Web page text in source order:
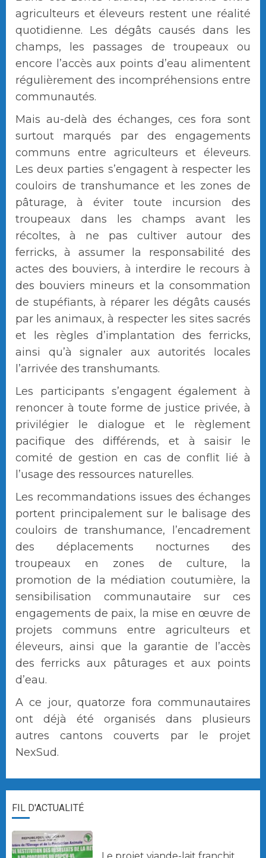
agriculteurs et éleveurs restent une réalité
quotidienne. Les dégâts causés dans les
champs, les passages de troupeaux ou
encore l’accès aux points d’eau alimentent
régulièrement des incompréhensions entre
communautés.
Mais au-delà des échanges, ces fora sont
surtout marqués par des engagements
communs entre agriculteurs et éleveurs.
Les deux parties s’engagent à respecter les
couloirs de transhumance et les zones de
pâturage, à éviter toute incursion des
troupeaux dans les champs avant les
récoltes, à ne pas cultiver autour des
ferricks, à assumer la responsabilité des
actes des bouviers, à interdire le recours à
des bouviers mineurs et la consommation
de stupéfiants, à réparer les dégâts causés
par les animaux, à respecter les sites sacrés
et les règles d’implantation des ferricks,
ainsi qu’à signaler aux autorités locales
l’arrivée des transhumants.
Les participants s’engagent également à
renoncer à toute forme de justice privée, à
privilégier le dialogue et le règlement
pacifique des différends, et à saisir le
comité de gestion en cas de conflit lié à
l’usage des ressources naturelles.
Les recommandations issues des échanges
portent principalement sur le balisage des
couloirs de transhumance, l’encadrement
des déplacements nocturnes des
troupeaux en zones de culture, la
promotion de la médiation coutumière, la
sensibilisation communautaire sur ces
engagements de paix, la mise en œuvre de
projets communs entre agriculteurs et
éleveurs, ainsi que la garantie de l’accès
des ferricks aux pâturages et aux points
d’eau.
A ce jour, quatorze fora communautaires
ont déjà été organisés dans plusieurs
autres cantons couverts par le projet
NexSud.
FIL D'ACTUALITÉ